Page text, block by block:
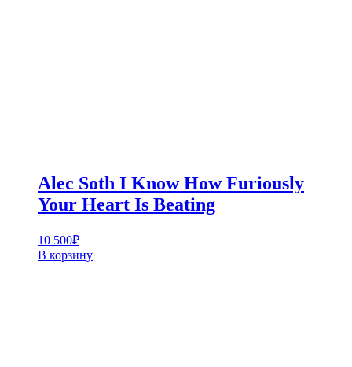
Alec Soth I Know How Furiously
Your Heart Is Beating
10 500₽
В корзину